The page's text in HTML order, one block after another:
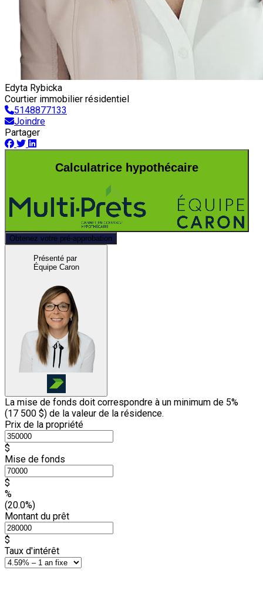
Edyta Rybicka
Courtier immobilier résidentiel
5148877133
Joindre
Partager
Calculatrice hypothécaire
Obtenez votre pré-approbation
Présenté par
Équipe Caron
La mise de fonds doit correspondre à un minimum de 5%
(17 500 $) de la valeur de la résidence.
Prix de la propriété
$
Mise de fonds
$
%
(20.0%)
Montant du prêt
$
Taux d'intérêt